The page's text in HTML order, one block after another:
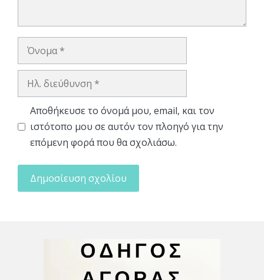
Όνομα
Ηλ.
διεύθυνση
Αποθήκευσε το όνομά μου, email, και τον
ιστότοπο μου σε αυτόν τον πλοηγό για την
επόμενη φορά που θα σχολιάσω.